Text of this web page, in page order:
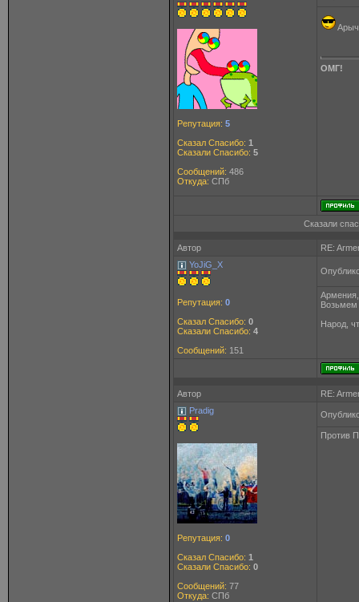
Репутация: 5
Сказал Спасибо: 1
Сказали Спасибо: 5
Сообщений: 486
Откуда: СПб
ОМГ!
Сказали
Автор
RE:
YoJiG_X
Репутация: 0
Сказал Спасибо: 0
Сказали Спасибо: 4
Сообщений: 151
Возьмем
Народ,
Автор
RE:
Pradig
Репутация: 0
Сказал Спасибо: 1
Сказали Спасибо: 0
Сообщений: 77
Откуда: СПб
Против